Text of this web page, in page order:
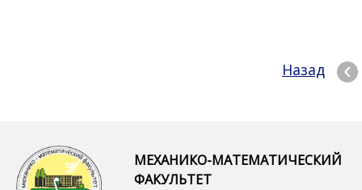
Назад
МЕХАНИКО-МАТЕМАТИЧЕСКИЙ
ФАКУЛЬТЕТ